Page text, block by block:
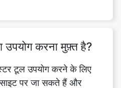
पर जा सकते हैं और
फाइलों को जितनी
हैं।